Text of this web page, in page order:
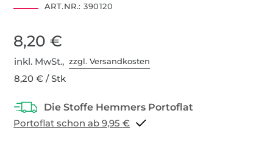
ART.NR.: 390120
8,20 €
inkl. MwSt.,zzgl. Versandkosten
8,20 € / Stk
Portoflat schon ab 9,95 €